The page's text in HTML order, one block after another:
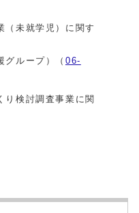
（未就学児）に関す
グループ）（ 06-
り検討調査事業に関